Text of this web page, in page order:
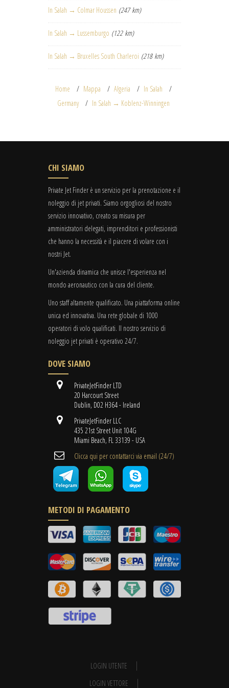
In Salah → Colmar Houssen (247 km)
In Salah → Lussemburgo (122 km)
In Salah → Bruxelles South Charleroi (218 km)
Home Mappa Algeria
In Salah
Germany
In Salah → Koblenz-Winningen
CHI SIAMO
Private Jet Finder è un servizio per la prenotazione e il
noleggio di jet privati. Siamo orgogliosi del nostro
servizio innovativo, creato su misura per
amministratori delegati, imprenditori e professionisti
che hanno la necessità e il piacere di volare con i
nostri Jet.
Un'azienda dinamica che unisce l'esperienza nel
mondo aeronautico con la cura del cliente.
Uno staff altamente qualificato. Una piattaforma online
unica ed innovativa. Una rete globale di 1000
operatori di volo qualificati. Il nostro servizio di
noleggio jet privati è operativo 24/7.
DOVE SIAMO
PrivateJetFinder LTD
20 Harcourt Street
Dublin, D02 H364 - Ireland
PrivateJetFinder LLC
435 21st Street Unit 104G
Miami Beach, FL 33139 - USA
Clicca qui per contattarci via email (24/7)
METODI DI PAGAMENTO
LOGIN UTENTE
LOGIN VETTORE